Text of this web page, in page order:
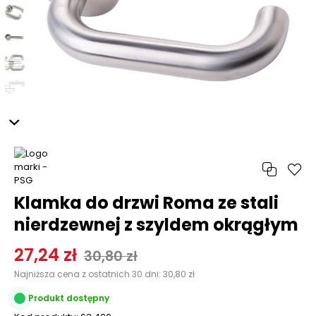
Klamka do drzwi Roma ze stali
nierdzewnej z szyldem okrągłym
27,24 zł 30,80 zł
Najniższa cena z ostatnich 30 dni: 30,80 zł
Produkt dostępny